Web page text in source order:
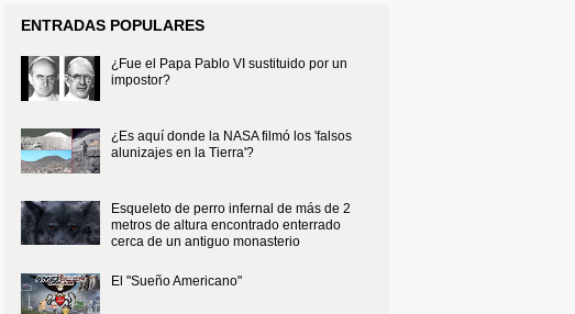
ENTRADAS POPULARES
¿Fue el Papa Pablo VI sustituido por un
impostor?
¿Es aquí donde la NASA filmó los 'falsos
alunizajes en la Tierra'?
Esqueleto de perro infernal de más de 2
metros de altura encontrado enterrado
cerca de un antiguo monasterio
El "Sueño Americano"